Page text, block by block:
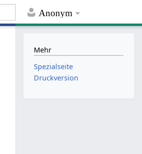
Anonym
Mehr
Spezialseite
Druckversion